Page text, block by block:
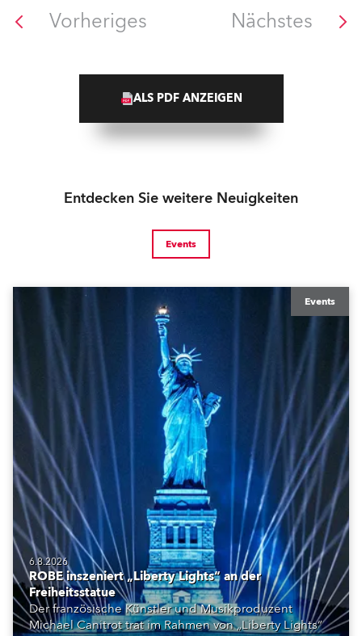
Vorheriges Nächstes
ALS PDF ANZEIGEN
Entdecken Sie weitere Neuigkeiten
Events
Events
6.8.2026
ROBE inszeniert „Liberty Lights“ an der
Freiheitsstatue
Der französische Künstler und Musikproduzent
Michael Canitrot trat im Rahmen von „Liberty Lights“